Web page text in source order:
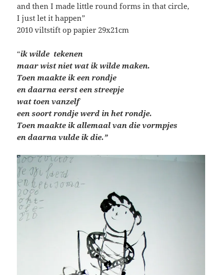
and then I made little round forms in that circle,
I just let it happen”
2010 viltstift op papier 29x21cm
“ik wilde tekenen
maar wist niet wat ik wilde maken.
Toen maakte ik een rondje
en daarna eerst een streepje
wat toen vanzelf
een soort rondje werd in het rondje.
Toen maakte ik allemaal van die vormpjes
en daarna vulde ik die.”